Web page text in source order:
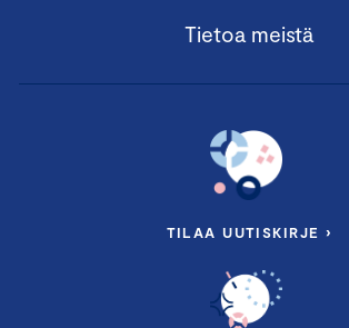
Tietoa meistä
TILAA UUTISKIRJE ›